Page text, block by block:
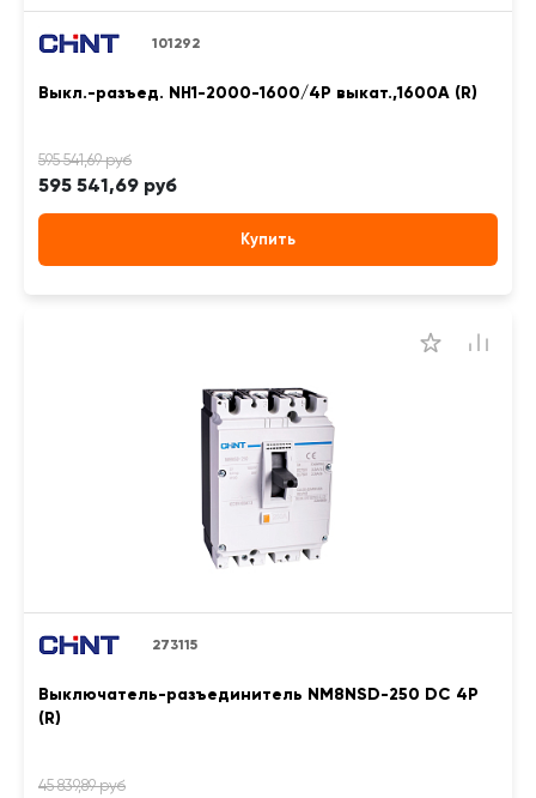
101292
Выкл.-разъед. NH1-2000-1600/4P выкат.,1600А (R)
595 541,69 руб
Купить
273115
Выключатель-разъединитель NM8NSD-250 DC 4P
(R)